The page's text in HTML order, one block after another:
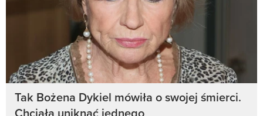
Tak Bożena Dykiel mówiła o swojej śmierci.
Chciała uniknąć jednego